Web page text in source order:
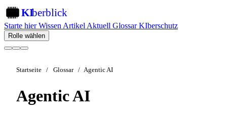
KIberblick
Starte hierWissen Artikel Aktuell GlossarKIberschutz
Rolle wählen
Startseite / Glossar / Agentic AI
Agentic AI